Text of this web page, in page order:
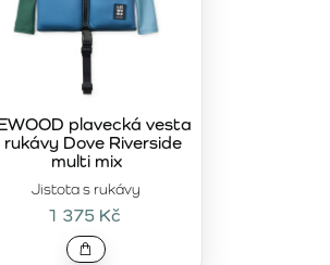
Jistota s rukávy
plavecká vesta
rukávy Dove Riverside
multi mix
1 375 Kč